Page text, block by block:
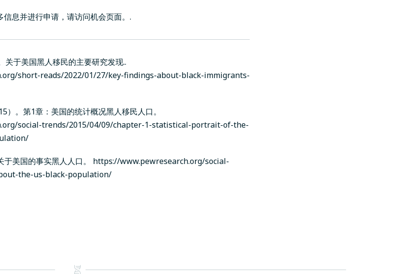
息并进行申请， 请访问机会页面。 .
关于美国黑人移民的主要研究发现..
short-reads/2022/01/27/key-findings-about-black-immigrants-
）。第1章：美国的统计概况黑人移民人口。
social-trends/2015/04/09/chapter-1-statistical-portrait-of-the-
美国的事实黑人人口。 https://www.pewresearch.org/social-
the-us-black-population/